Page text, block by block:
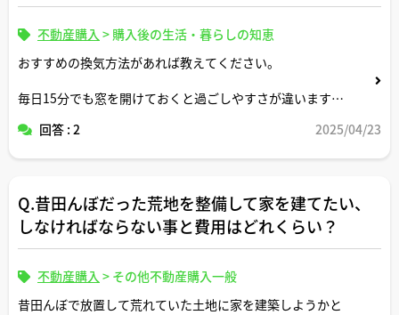
不動産購入 > 購入後の生活・暮らしの知恵
おすすめの換気方法があれば教えてください。
毎日15分でも窓を開けておくと過ごしやすさが違います
回答 : 2 2025/04/23
Q.昔田んぼだった荒地を整備して家を建てたい、
しなければならない事と費用はどれくらい？
不動産購入 > その他不動産購入一般
昔田んぼで放置して荒れていた土地に家を建築しようかと